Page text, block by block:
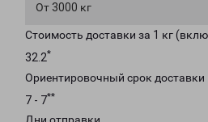
От 3000 кг
Стоимость доставки за 1 кг
32.2*
Ориентировочный срок доставки
7 - 7**